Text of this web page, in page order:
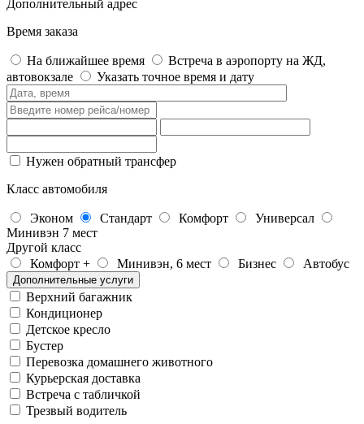
Дополнительный адрес
Время заказа
На ближайшее время
Встреча в аэропорту на ЖД,
автовокзале
Указать точное время и дату
Нужен обратный трансфер
Класс автомобиля
Эконом Стандарт Комфорт
Универсал
Минивэн 7 мест
Другой класс
Комфорт +
Минивэн, 6 мест Бизнес Автобус
Дополнительные услуги
Верхний багажник
Кондиционер
Детское кресло
Бустер
Перевозка домашнего животного
Курьерская доставка
Встреча с табличкой
Трезвый водитель